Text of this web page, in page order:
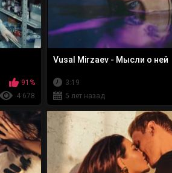
91%
4 678
Vusal Mirzaev - Мысли о ней
3:19
5 лет назад